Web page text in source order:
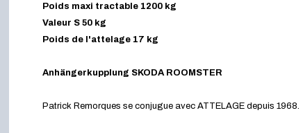
Poids maxi tractable 1200 kg
Valeur S 50 kg
Poids de l'attelage 17 kg
Anhängerkupplung SKODA ROOMSTER
Patrick Remorques se conjugue avec ATTELAGE depuis 1968.